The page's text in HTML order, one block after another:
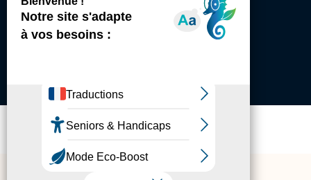
ACCESSIBILITÉ
REVUE DE PRESSE
PLAN DU SITE